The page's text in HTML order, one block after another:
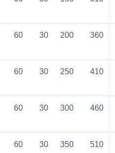
60 30 200 360
60 30 250 410
60 30 300 460
60 30 350 510